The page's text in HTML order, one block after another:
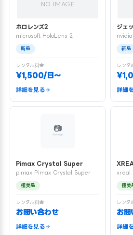
NO IMAGE
ホロレンズ2
microsoft HoloLens 2
新品
レンタル料金
¥1,500/日〜
詳細を見る
ジェ
新品
レンタ
詳細
Pimax Crystal Super
pimax Pimax Crystal Super
極美品
レンタル料金
お問い合わせ
詳細を見る
xreal
極美
レンタ
お問
詳細